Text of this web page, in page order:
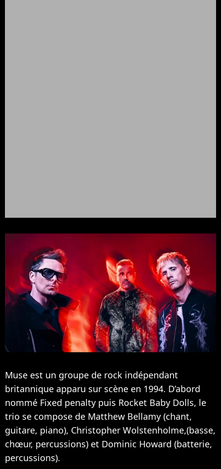
Muse est un groupe de rock indépendant
britannique apparu sur scène en 1994. D’abord
nommé Fixed penalty puis Rocket Baby Dolls, le
trio se compose de Matthew Bellamy (chant,
guitare, piano), Christopher Wolstenholme,(basse,
chœur, percussions) et Dominic Howard (batterie,
percussions).